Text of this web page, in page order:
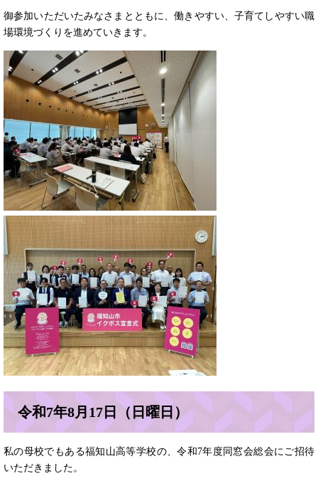
御参加いただいたみなさまとともに、働きやすい、子育てしやすい職
場環境づくりを進めていきます。
令和7年8月17日（日曜日）
私の母校でもある福知山高等学校の、令和7年度同窓会総会にご招待
いただきました。